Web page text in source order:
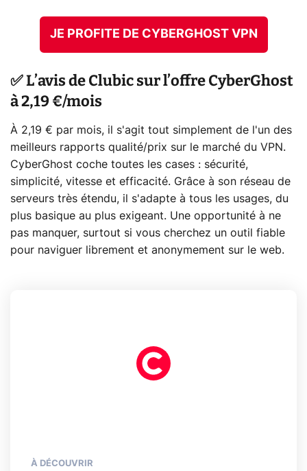
JE PROFITE DE CYBERGHOST VPN
✅ L’avis de Clubic sur l’offre CyberGhost
à 2,19 €/mois
À 2,19 € par mois, il s'agit tout simplement de l'un des
meilleurs rapports qualité/prix sur le marché du VPN.
CyberGhost coche toutes les cases : sécurité,
simplicité, vitesse et efficacité. Grâce à son réseau de
serveurs très étendu, il s'adapte à tous les usages, du
plus basique au plus exigeant. Une opportunité à ne
pas manquer, surtout si vous cherchez un outil fiable
pour naviguer librement et anonymement sur le web.
À DÉCOUVRIR